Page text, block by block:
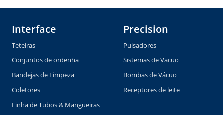
Interface
Teteiras
Conjuntos de ordenha
Bandejas de Limpeza
Coletores
Linha de Tubos & Mangueiras
Precision
Pulsadores
Sistemas de Vácuo
Bombas de Vácuo
Receptores de leite